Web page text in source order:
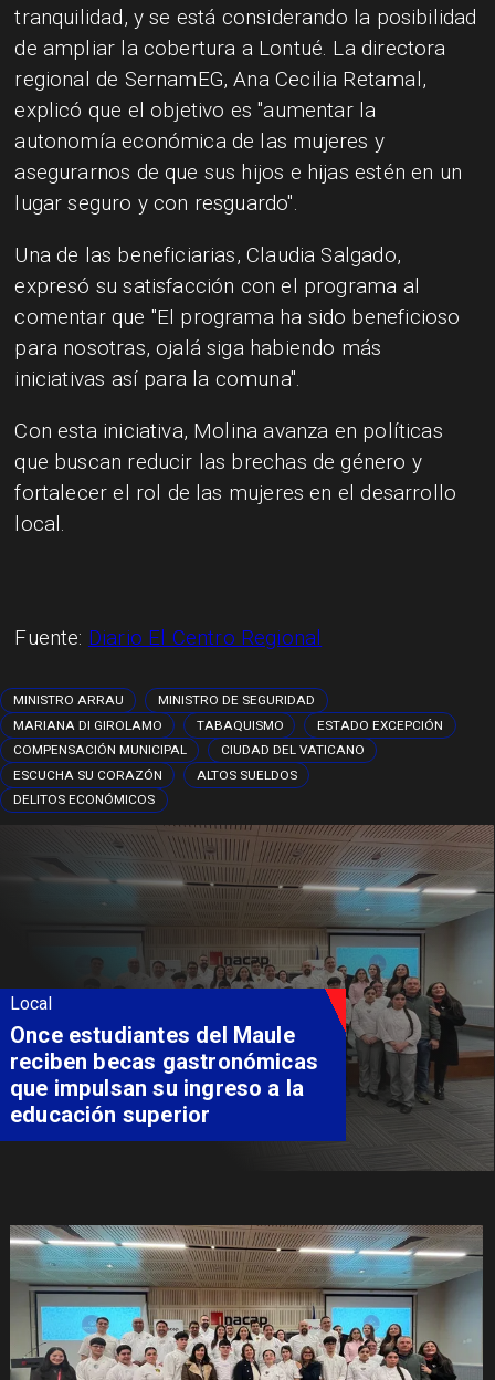
tranquilidad, y se está considerando la posibilidad
de ampliar la cobertura a Lontué. La directora
regional de SernamEG, Ana Cecilia Retamal,
explicó que el objetivo es "aumentar la
autonomía económica de las mujeres y
asegurarnos de que sus hijos e hijas estén en un
lugar seguro y con resguardo".
Una de las beneficiarias, Claudia Salgado,
expresó su satisfacción con el programa al
comentar que "El programa ha sido beneficioso
para nosotras, ojalá siga habiendo más
iniciativas así para la comuna".
Con esta iniciativa, Molina avanza en políticas
que buscan reducir las brechas de género y
fortalecer el rol de las mujeres en el desarrollo
local.
Fuente: Diario El Centro Regional
MINISTRO ARRAU
MINISTRO DE SEGURIDAD
MARIANA DI GIROLAMO
TABAQUISMO
ESTADO EXCEPCIÓN
COMPENSACIÓN MUNICIPAL
CIUDAD DEL VATICANO
ESCUCHA SU CORAZÓN
ALTOS SUELDOS
DELITOS ECONÓMICOS
Local
Álvarez-Salamanca lidera la
apuesta regional para
consolidar el Paso Pehuenche
como alternativa a Los
Libertadores